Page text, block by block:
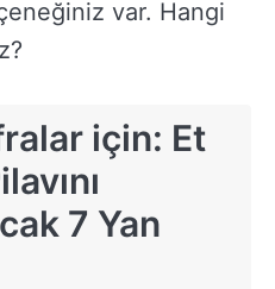
var. Hangi
için: Et
7 Yan